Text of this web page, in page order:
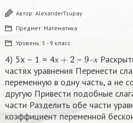
Автор: AlexanderTsupay
Предмет: Математика
Уровень: 5 - 9 класс
4) 5х – 1 = 4х – х
9
х
частях уравнения Перенести
переменную в одну часть, а не
другую Привести подобные
части Разделить обе части
коэффициент переменной